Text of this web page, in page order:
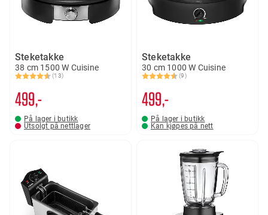
Steketakke
38 cm 1500 W Cuisine
Karakter:
(13)
4.2 av 5 mulige
499,-
På lager i butikk
Utsolgt på nettlager
Steketakke
30 cm 1000 W Cuisine
Karakter:
(9)
4.6 av 5 mulige
499,-
På lager i butikk
Kan kjøpes på nett